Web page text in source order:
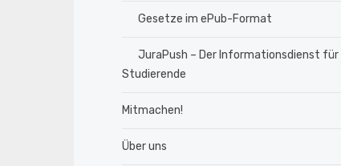
Gesetze im ePub-Format
JuraPush – Der Informationsdienst für
Studierende
Mitmachen!
Über uns